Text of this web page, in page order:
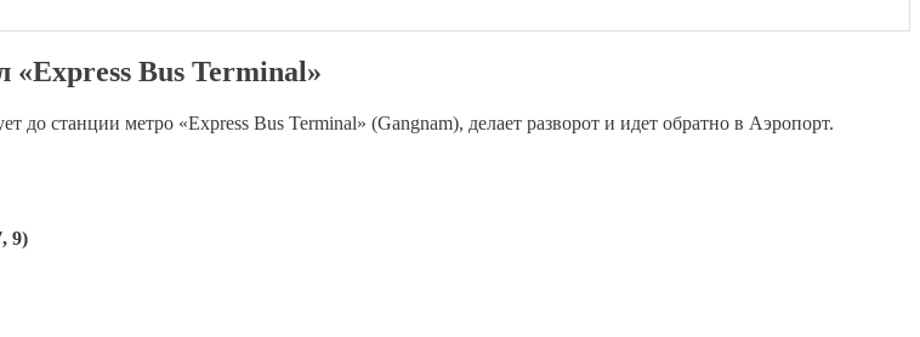
Bus Terminal»
станции метро «Express Bus Terminal» (Gangnam), делает разворот и идет обратно в Аэропорт.
9)